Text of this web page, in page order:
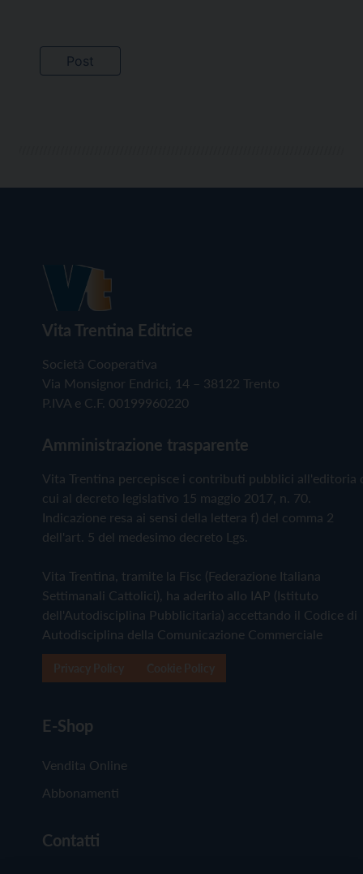
Vita Trentina Editrice
Società Cooperativa
Via Monsignor Endrici, 14 – 38122 Trento
P.IVA e C.F. 00199960220
Amministrazione trasparente
Vita Trentina percepisce i contributi pubblici all'editoria
cui al decreto legislativo 15 maggio 2017, n. 70.
Indicazione resa ai sensi della lettera f) del comma 2
dell'art. 5 del medesimo decreto Lgs.
Vita Trentina, tramite la Fisc (Federazione Italiana
Settimanali Cattolici), ha aderito allo IAP (Istituto
dell'Autodisciplina Pubblicitaria) accettando il Codice di
Autodisciplina della Comunicazione Commerciale
E-Shop
Vendita Online
Abbonamenti
Contatti